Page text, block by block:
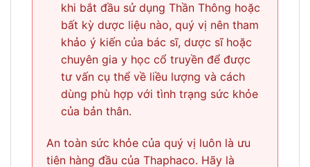
khi bắt đầu sử dụng Thần Thông hoặc
bất kỳ dược liệu nào, quý vị nên tham
khảo ý kiến của bác sĩ, dược sĩ hoặc
chuyên gia y học cổ truyền để được
tư vấn cụ thể về liều lượng và cách
dùng phù hợp với tình trạng sức khỏe
của bản thân.
An toàn sức khỏe của quý vị luôn là ưu
tiên hàng đầu của Thaphaco. Hãy là